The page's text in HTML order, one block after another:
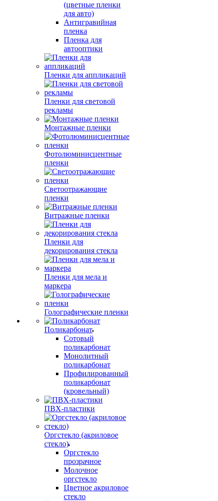
(цветные пленки
для авто)
Антигравийная
пленка
Пленка для
автооптики
Пленки для аппликаций
Пленки для световой
рекламы
Монтажные пленки
Фотолюминисцентные
пленки
Светоотражающие
пленки
Витражные пленки
Пленки для
декорирования стекла
Пленки для мела и
маркера
Голографические пленки
Поликарбонат
Сотовый
поликарбонат
Монолитный
поликарбонат
Профилированный
поликарбонат
(кровельный)
ПВХ-пластики
Оргстекло (акриловое
стекло)
Оргстекло
прозрачное
Молочное
оргстекло
Цветное акриловое
стекло